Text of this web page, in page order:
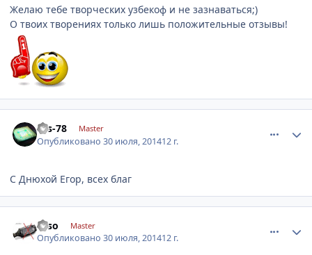
Желаю тебе творческих узбекоф и не зазнаваться;)
О твоих творениях только лишь положительные отзывы!
sas-78 Master
Опубликовано30 июля, 201412 г.
С Днюхой Егор, всех благ
Esso Master
Опубликовано30 июля, 201412 г.